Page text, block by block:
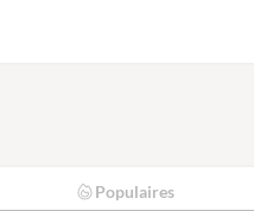
Populaires